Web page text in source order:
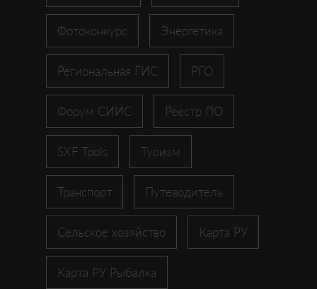
Фотоконкурс Энергетика
Региональная ГИС РГО
Форум СИИС Реестр ПО
SXF Tools Туризм
Транспорт Путеводитель
Сельское хозяйство Карта РУ
Карта РУ Рыбалка